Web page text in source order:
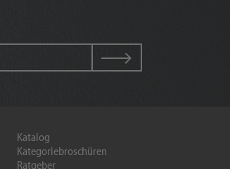
Katalog
Kategoriebroschüren
Ratgeber